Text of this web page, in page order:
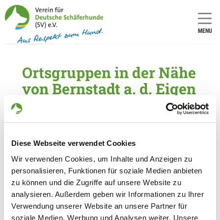
Diese Webseite verwendet Cookies
Wir verwenden Cookies, um Inhalte und Anzeigen zu
personalisieren, Funktionen für soziale Medien anbieten
zu können und die Zugriffe auf unsere Website zu
analysieren. Außerdem geben wir Informationen zu Ihrer
Verwendung unserer Website an unsere Partner für
soziale Medien, Werbung und Analysen weiter. Unsere
MENU
Ortsgruppen in der Nähe
von Bernstadt a. d. Eigen
5 Ortsgruppen im Umkreis von 30 km gefunden
Girbigsdorfer Straße
02826 Görlitz
OG - Niesky/See e.V.
Details
Petershainerstr
02906 Niesky-See